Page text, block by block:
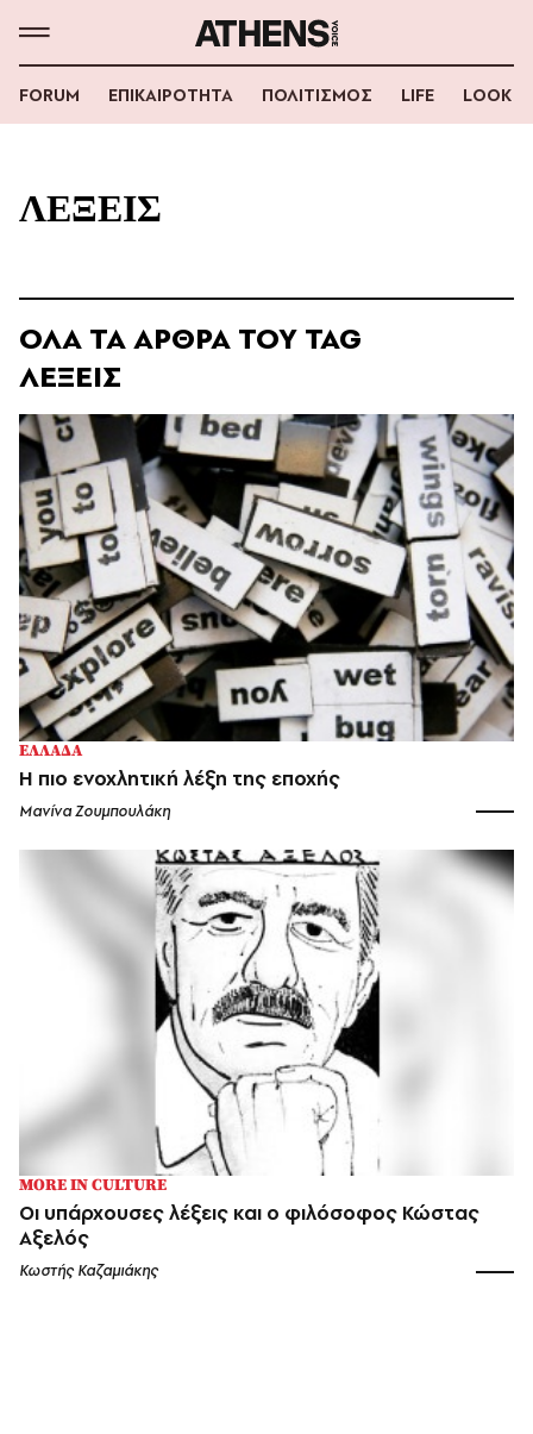
FORUM ΕΠΙΚΑΙΡΟΤΗΤΑ ΠΟΛΙΤΙΣΜΟΣ LIFE LOOK
ΛΕΞΕΙΣ
ΟΛΑ ΤΑ ΑΡΘΡΑ ΤΟΥ TAG
ΛΕΞΕΙΣ
ΕΛΛΑΔΑ
Η πιο ενοχλητική λέξη της εποχής
Μανίνα Ζουμπουλάκη
MORE IN CULTURE
Οι υπάρχουσες λέξεις και ο φιλόσοφος Κώστας
Αξελός
Κωστής Καζαμιάκης